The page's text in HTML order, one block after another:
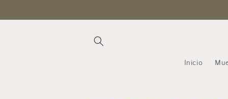
al contenido
Inicio